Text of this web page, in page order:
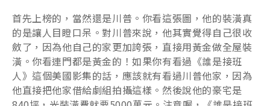
首先上榜的，當然還是川普。你看這張圖，他的裝潢真
的是讓人目瞪口呆。對川普來說，他其實覺得自己很收
斂了，因為他自己的家更加誇張，直接用黃金做全屋裝
潢。你看連門都是黃金的！如果你有看過《誰是接班
人》這個美國影集的話，應該就有看過川普他家，因為
他直接把他家借給劇組拍攝這樣。然後說他的豪宅是